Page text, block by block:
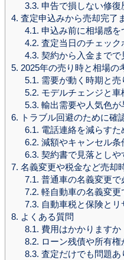
3.3. 申告で損しない修
4. 査定申込みから売却完了
4.1. 申込み前に相場感を
4.2. 査定当日のチェック
4.3. 契約から入金までで
5. 2025年の売り時と相場の
5.1. 需要が動く時期と売
5.2. モデルチェンジと
5.3. 輸出需要や人気色が
6. トラブル回避のために確
6.1. 電話連絡を減らすた
6.2. 減額やキャンセル条
6.3. 契約書で見落としや
7. 名義変更や税金など売却
7.1. 普通車の名義変更
7.2. 軽自動車の名義変
7.3. 自動車税と保険と
8. よくある質問
8.1. 費用はかかりますか
8.2. ローン残債や所有
8.3. 査定だけでも問題あ